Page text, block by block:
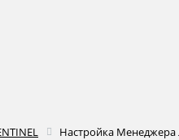
Настройка Менеджера